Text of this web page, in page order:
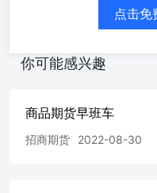
Z0019846)朱志鹏(
重要声明 本报告由
务资格（证监许可
当性管理办法》于
C3及C3以上类别的
息。请您审慎考察
点击免
你可能感兴趣
商品期货早班车
招商期货 2022-08-30